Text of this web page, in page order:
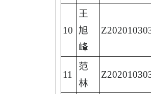
10
王
旭
峰
11
范
林